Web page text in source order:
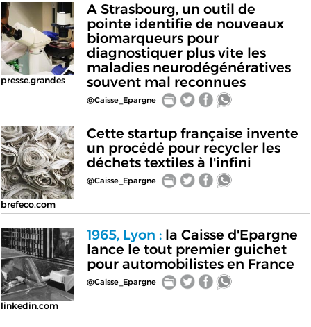
presse.grandes
A Strasbourg, un outil de
pointe identifie de nouveaux
biomarqueurs pour
diagnostiquer plus vite les
maladies neurodégénératives
souvent mal reconnues
@Caisse_Epargne
brefeco.com
Cette startup française invente
un procédé pour recycler les
déchets textiles à l'infini
@Caisse_Epargne
linkedin.com
1965, Lyon :la Caisse d'Epargne
lance le tout premier guichet
pour automobilistes en France
@Caisse_Epargne